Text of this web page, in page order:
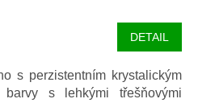
DETAIL
s perzistentním krystalickým
s lehkými třešňovými